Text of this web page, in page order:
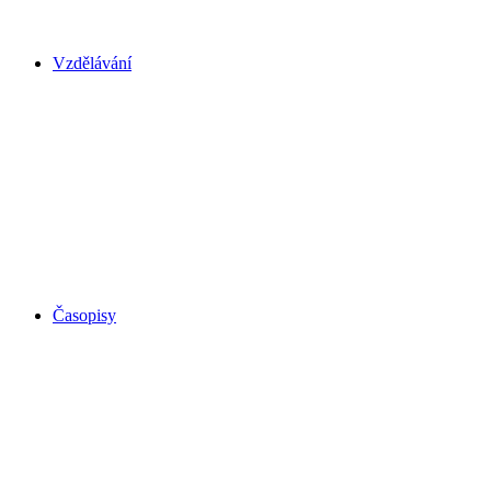
Vzdělávání
Časopisy